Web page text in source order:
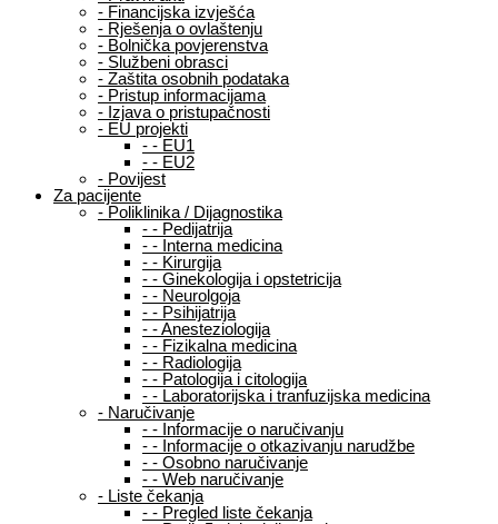
- Financijska izvješća
- Rješenja o ovlaštenju
- Bolnička povjerenstva
- Službeni obrasci
- Zaštita osobnih podataka
- Pristup informacijama
- Izjava o pristupačnosti
- EU projekti
- - EU1
- - EU2
- Povijest
Za pacijente
- Poliklinika / Dijagnostika
- - Pedijatrija
- - Interna medicina
- - Kirurgija
- - Ginekologija i opstetricija
- - Neurolgoja
- - Psihijatrija
- -Anesteziologija
- - Fizikalna medicina
- - Radiologija
- - Patologija i citologija
- - Laboratorijska i tranfuzijska medicina
- Naručivanje
- - Informacije o naručivanju
- - Informacije o otkazivanju narudžbe
- - Osobno naručivanje
- - Web naručivanje
- Liste čekanja
- - Pregled liste čekanja